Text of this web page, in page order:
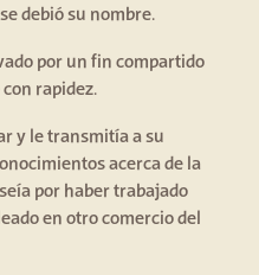
debió su nombre.
por un fin compartido
rapidez.
y le transmitía a su
acerca de la
por haber trabajado
en otro comercio del